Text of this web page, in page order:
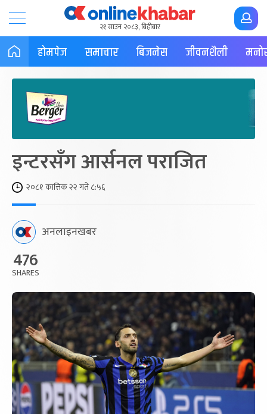
२१ साउन २०८३, बिहीबार
होमपेज समाचार बिजनेस जीवनशैली
इन्टरसँग आर्सनल पराजित
२०८१ कात्तिक २२ गते ८:५६
अनलाइनखबर
476
SHARES